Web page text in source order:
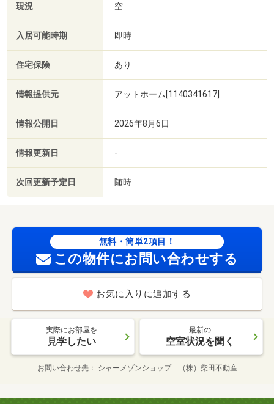
現況 空
入居可能時期 即時
住宅保険 あり
情報提供元 アットホーム[1140341617]
情報公開日 2026年8月6日
情報更新日 -
次回更新予定日 随時
無料・簡単2項目！
この物件にお問い合わせする
お気に入りに追加する
実際にお部屋を
見学したい
最新の
空室状況を聞く
お問い合わせ先 シャーメゾンショップ （株）柴田不動産